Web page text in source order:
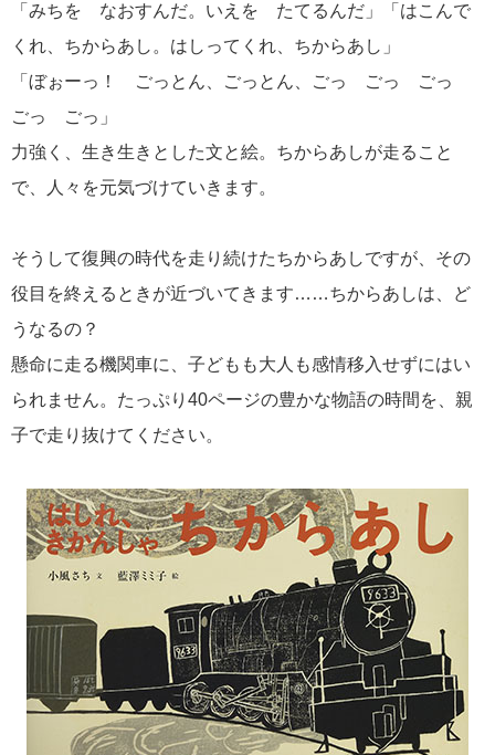
「みちを なおすんだ。いえを たてるんだ」「はこんで
くれ、ちからあし。はしってくれ、ちからあし」
「ぼぉーっ！ ごっとん、ごっとん、ごっ ごっ ごっ
ごっ ごっ」
力強く、生き生きとした文と絵。ちからあしが走ること
で、人々を元気づけていきます。
そうして復興の時代を走り続けたちからあしですが、その
役目を終えるときが近づいてきます……ちからあしは、ど
うなるの？
懸命に走る機関車に、子どもも大人も感情移入せずにはい
られません。たっぷり40ページの豊かな物語の時間を、親
子で走り抜けてください。